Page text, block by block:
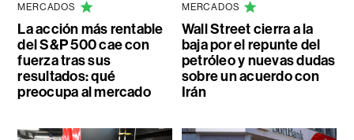
MERCADOS
La acción más rentable
del S&P 500 cae con
fuerza tras sus
resultados: qué
preocupa al mercado
MERCADOS
Wall Street cierra a la
baja por el repunte del
petróleo y nuevas dudas
sobre un acuerdo con
Irán